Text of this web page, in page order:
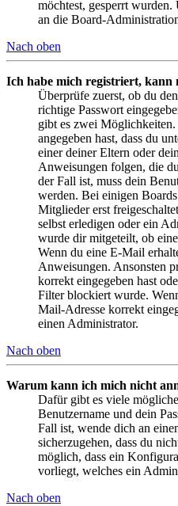
möchtest, gesperrt
an die Board-
Nach oben
Ich habe mich registriert, kann
Überprüfe zuerst, ob du
richtige Passwort
gibt es zwei Möglichkeiten.
angegeben hast, dass du
einer deiner Eltern oder
Anweisungen folgen, die
der Fall ist, muss dein
werden. Bei einigen
Mitglieder erst
selbst erledigen oder ein
wurde dir mitgeteilt, ob
Wenn du eine E-Mail
Anweisungen. Ansonsten
korrekt eingegeben hast
Filter blockiert wurde.
Mail-Adresse korrekt
einen Administrator.
Nach oben
Warum kann ich mich nicht
Dafür gibt es viele
Benutzername und dein
Fall ist, wende dich an
sicherzugehen, dass du
möglich, dass ein
vorliegt, welches ein
Nach oben